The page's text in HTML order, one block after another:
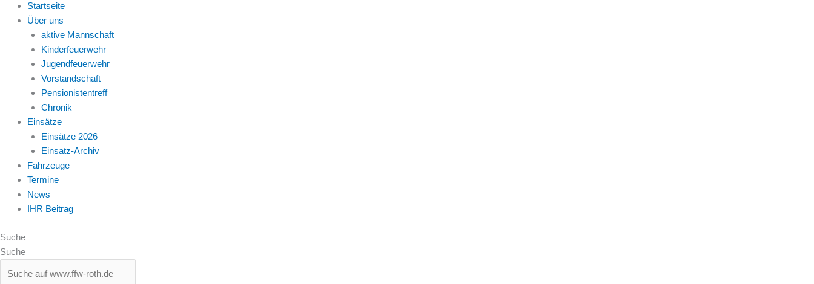
Startseite
Über uns
aktive Mannschaft
Kinderfeuerwehr
Jugendfeuerwehr
Vorstandschaft
Pensionistentreff
Chronik
Einsätze
Einsätze 2026
Einsatz-Archiv
Fahrzeuge
Termine
News
IHR Beitrag
Suche
Suche